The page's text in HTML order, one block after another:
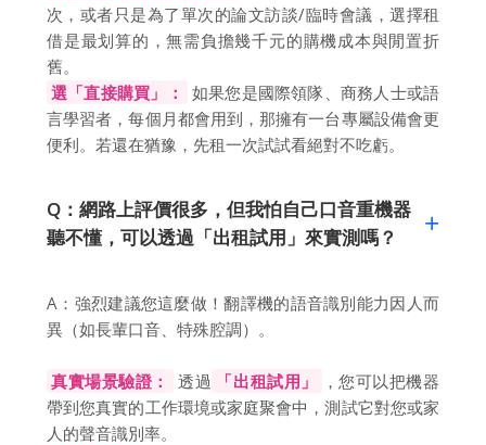
次，或者只是為了單次的論文訪談/臨時會議，選擇租
借是最划算的，無需負擔幾千元的購機成本與閒置折
舊。
選「直接購買」：
如果您是國際領隊、商務人士或語
言學習者，每個月都會用到，那擁有一台專屬設備會更
便利。若還在猶豫，先租一次試試看絕對不吃虧。
Q：網路上評價很多，但我怕自己口音重機器
聽不懂，可以透過「出租試用」來實測嗎？
A：強烈建議您這麼做！翻譯機的語音識別能力因人而
異（如長輩口音、特殊腔調）。
真實場景驗證： 透過 「出租試用」
，您可以把機器
帶到您真實的工作環境或家庭聚會中，測試它對您或家
人的聲音識別率。